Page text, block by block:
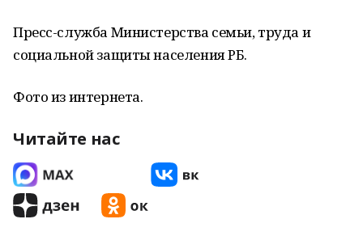
Пресс-служба Министерства семьи, труда и
социальной защиты населения РБ.
Фото из интернета.
Читайте нас